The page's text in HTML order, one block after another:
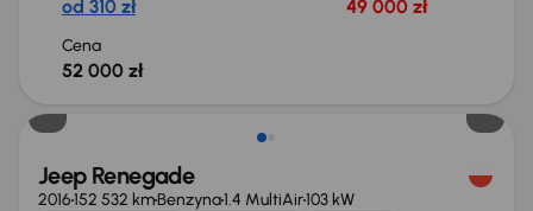
od 310 zł 49 000 zł
Cena
52 000 zł
Jeep Renegade
2016152 532 kmBenzyna1.4 MultiAir103 kW